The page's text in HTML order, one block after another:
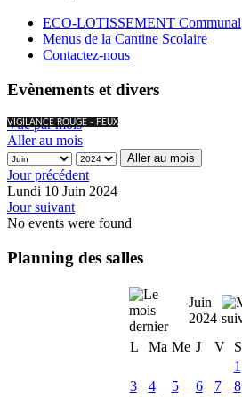
ECO-LOTISSEMENT Communal
Menus de la Cantine Scolaire
Contactez-nous
Evènements et divers
VIGILANCE ROUGE - FEUX
Vue par mois
Aller au mois
Aller au mois
Jour précédent
Lundi 10 Juin 2024
Jour suivant
No events were found
Planning des salles
Juin
2024
L
Ma Me J V S
1
3
4 5 6 7 8